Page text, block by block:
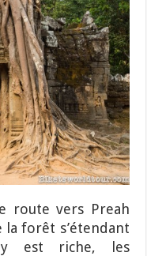
route vers Preah
la forêt s’étendant
y est riche, les